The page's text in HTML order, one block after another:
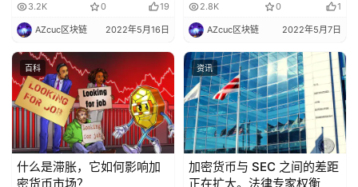
3.2K 0 19
AZcuc区块链 2022年5月16日
交易却上涨：Nansen Data
2.8K 0 1
AZcuc区块链 2022年5月7日
百科
什么是滞胀，它如何影响加
密货币市场？
资讯
加密货币与 SEC 之间的差距
正在扩大。法律专家权衡